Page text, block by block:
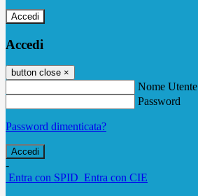
Accedi
Accedi
button close ×
Nome Utente
Password
Password dimenticata?
-
Entra con SPID Entra con CIE